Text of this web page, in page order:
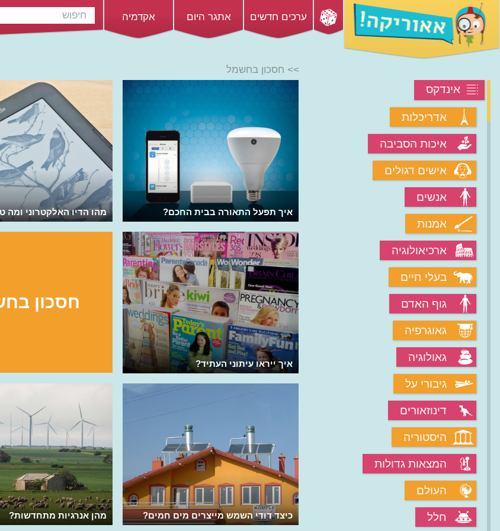
ערכים חדשים אתגר היום אקדמיה
אינדקס
אדריכלות
איכות הסביבה
אישים דגולים
אנשים
אמנות
ארכיאולוגיה
בעלי חיים
גוף האדם
גאוגרפיה
גאולוגיה
גיבורי על
דינוזאורים
היסטוריה
המצאות גדולות
העולם
חלל
>> חסכון בחשמל
מהו הדיו האלקטרוני ומה איך תפעל התאורה בבית החכם?
חסכון
איך ייראו עיתוני העתיד?
מהן אנרגיות מתחדשות? כיצד דודי השמש מייצרים מים חמים?
איך פועלות נורות לד וכיצד הן כה
חסכוניות בחשמל?